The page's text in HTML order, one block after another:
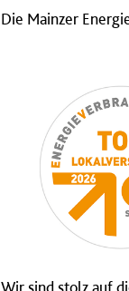
Die Mainzer
Wir sind stolz auf